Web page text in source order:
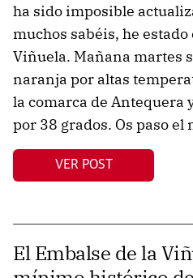
ha sido imposible
muchos sabéis, he estado
Viñuela. Mañana martes
naranja por altas
la comarca de Antequera
por 38 grados. Os paso el
VER POST
El Embalse de la